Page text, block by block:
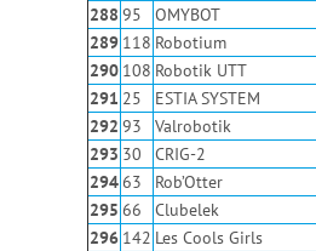
288 95 OMYBOT
289 118 Robotium
290 108 Robotik UTT
291 25 ESTIA SYSTEM
292 93 Valrobotik
293 30 CRIG-2
294 63 Rob’Otter
295 66 Clubelek
296 142 Les Cools Girls